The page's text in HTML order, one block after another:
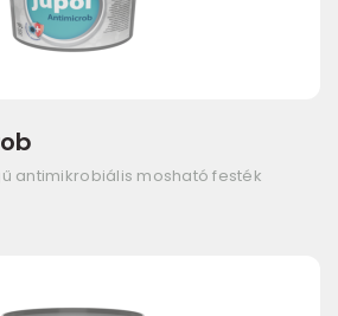
antimikrobiális mosható festék